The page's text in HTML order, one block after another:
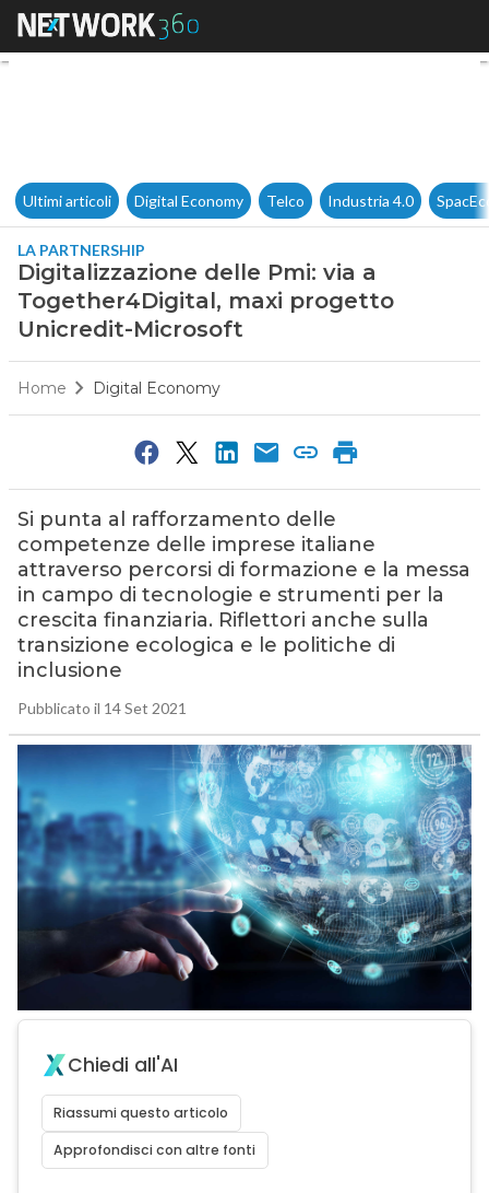
Digitalizzazione delle Pmi:
Ultimi articoli Digital Economy Telco Industria 4.0
LA PARTNERSHIP
Digitalizzazione delle Pmi: via a
Together4Digital, maxi progetto
Unicredit-Microsoft
Home Digital Economy
Si punta al rafforzamento delle
competenze delle imprese italiane
attraverso percorsi di formazione e la messa
in campo di tecnologie e strumenti per la
crescita finanziaria. Riflettori anche sulla
transizione ecologica e le politiche di
inclusione
Pubblicato il 14 Set 2021
Chiedi all'AI
Riassumi questo articolo
Approfondisci con altre fonti